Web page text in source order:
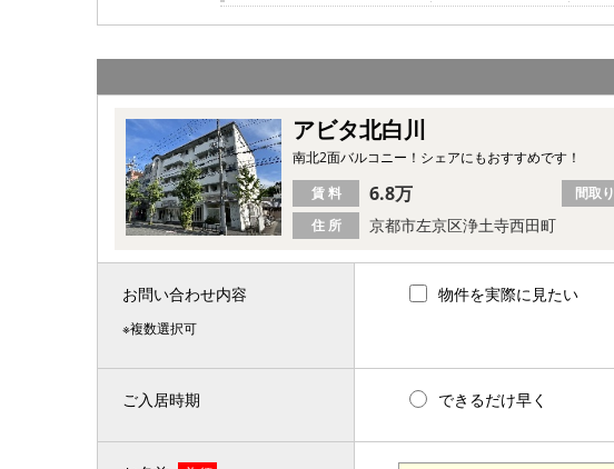
アビタ北白川
南北2面バルコニー！シェアにもおすすめです！
住 所 京都市左京区浄土寺西田町
賃 料 6.8万 間取り
お問い合わせ内容
※複数選択可
物件を実際に見たい
ご入居時期 できるだけ早く